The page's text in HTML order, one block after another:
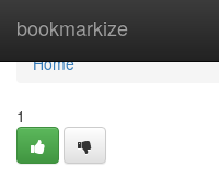
bookmarkize
Home
Home
1